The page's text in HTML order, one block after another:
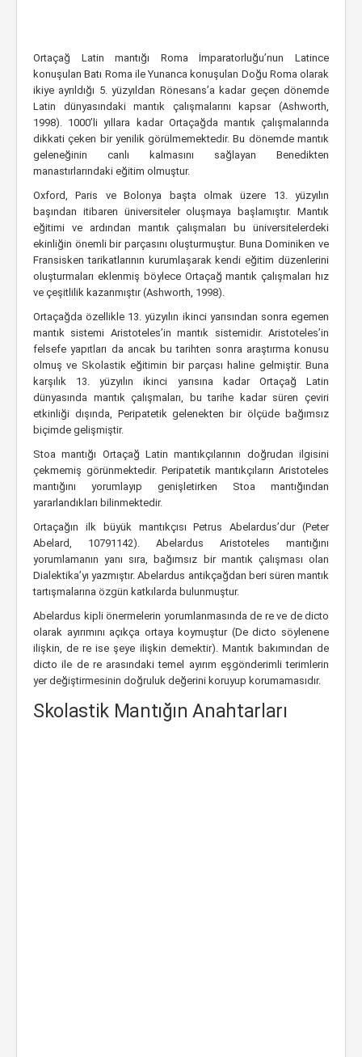
Ortaçağ Latin mantığı Roma İmparatorluğu’nun Latince
konuşulan Batı Roma ile Yunanca konuşulan Doğu Roma olarak
ikiye ayrıldığı 5. yüzyıldan Rönesans’a kadar geçen dönemde
Latin dünyasındaki mantık çalışmalarını kapsar (Ashworth,
1998). 1000’li yıllara kadar Ortaçağda mantık çalışmalarında
dikkati çeken bir yenilik görülmemektedir. Bu dönemde mantık
geleneğinin canlı kalmasını sağlayan Benedikten
manastırlarındaki eğitim olmuştur.
Oxford, Paris ve Bolonya başta olmak üzere 13. yüzyılın
başından itibaren üniversiteler oluşmaya başlamıştır. Mantık
eğitimi ve ardından mantık çalışmaları bu üniversitelerdeki
ekinliğin önemli bir parçasını oluşturmuştur. Buna Dominiken ve
Fransisken tarikatlarının kurumlaşarak kendi eğitim düzenlerini
oluşturmaları eklenmiş böylece Ortaçağ mantık çalışmaları hız
ve çeşitlilik kazanmıştır (Ashworth, 1998).
Ortaçağda özellikle 13. yüzyılın ikinci yarısından sonra egemen
mantık sistemi Aristoteles’in mantık sistemidir. Aristoteles’in
felsefe yapıtları da ancak bu tarihten sonra araştırma konusu
olmuş ve Skolastik eğitimin bir parçası haline gelmiştir. Buna
karşılık 13. yüzyılın ikinci yarısına kadar Ortaçağ Latin
dünyasında mantık çalışmaları, bu tarihe kadar süren çeviri
etkinliği dışında, Peripatetik gelenekten bir ölçüde bağımsız
biçimde gelişmiştir.
Stoa mantığı Ortaçağ Latin mantıkçılarının doğrudan ilgisini
çekmemiş görünmektedir. Peripatetik mantıkçıların Aristoteles
mantığını yorumlayıp genişletirken Stoa mantığından
yararlandıkları bilinmektedir.
Ortaçağın ilk büyük mantıkçısı Petrus Abelardus’dur (Peter
Abelard, 10791142). Abelardus Aristoteles mantığını
yorumlamanın yanı sıra, bağımsız bir mantık çalışması olan
Dialektika’yı yazmıştır. Abelardus antikçağdan beri süren mantık
tartışmalarına özgün katkılarda bulunmuştur.
Abelardus kipli önermelerin yorumlanmasında de re ve de dicto
olarak ayırımını açıkça ortaya koymuştur (De dicto söylenene
ilişkin, de re ise şeye ilişkin demektir). Mantık bakımından de
dicto ile de re arasındaki temel ayırım eşgönderimli terimlerin
yer değiştirmesinin doğruluk değerini koruyup korumamasıdır.
Skolastik Mantığın Anahtarları